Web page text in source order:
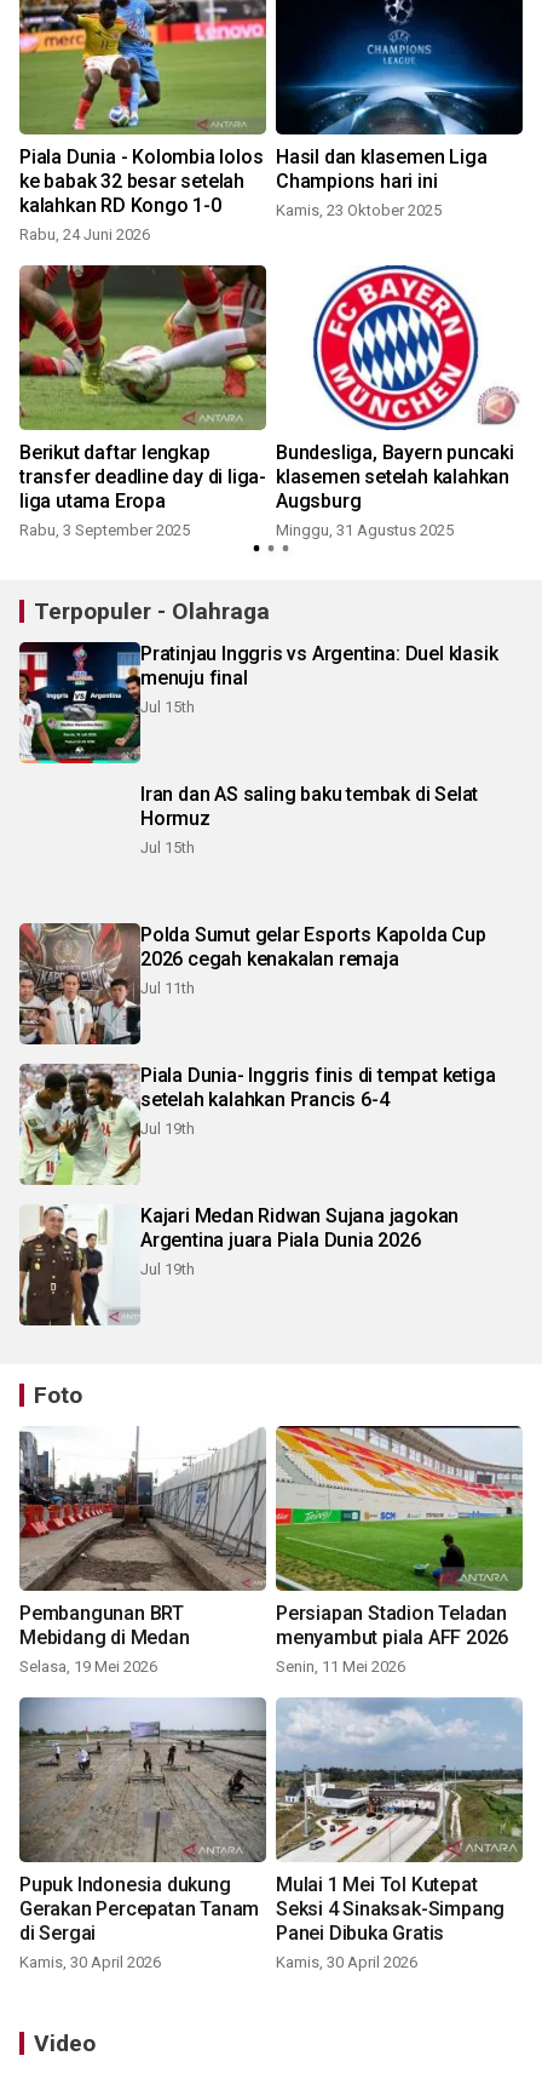
Piala Dunia - Kolombia lolos
ke babak 32 besar setelah
kalahkan RD Kongo 1-0
Rabu, 24 Juni 2026
Hasil dan klasemen Liga
Champions hari ini
Kamis, 23 Oktober 2025
Berikut daftar lengkap
transfer deadline day di liga-
liga utama Eropa
Rabu, 3 September 2025
Bundesliga, Bayern puncaki
klasemen setelah kalahkan
Augsburg
Minggu, 31 Agustus 2025
Terpopuler - Olahraga
Pratinjau Inggris vs Argentina: Duel klasik
menuju final
Jul 15th
Iran dan AS saling baku tembak di Selat
Hormuz
Jul 15th
Polda Sumut gelar Esports Kapolda Cup
2026 cegah kenakalan remaja
Jul 11th
Piala Dunia- Inggris finis di tempat ketiga
setelah kalahkan Prancis 6-4
Jul 19th
Kajari Medan Ridwan Sujana jagokan
Argentina juara Piala Dunia 2026
Jul 19th
Foto
Pembangunan BRT
Mebidang di Medan
Selasa, 19 Mei 2026
Persiapan Stadion Teladan
menyambut piala AFF 2026
Senin, 11 Mei 2026
Pupuk Indonesia dukung
Gerakan Percepatan Tanam
di Sergai
Kamis, 30 April 2026
Mulai 1 Mei Tol Kutepat
Seksi 4 Sinaksak-Simpang
Panei Dibuka Gratis
Kamis, 30 April 2026
Video